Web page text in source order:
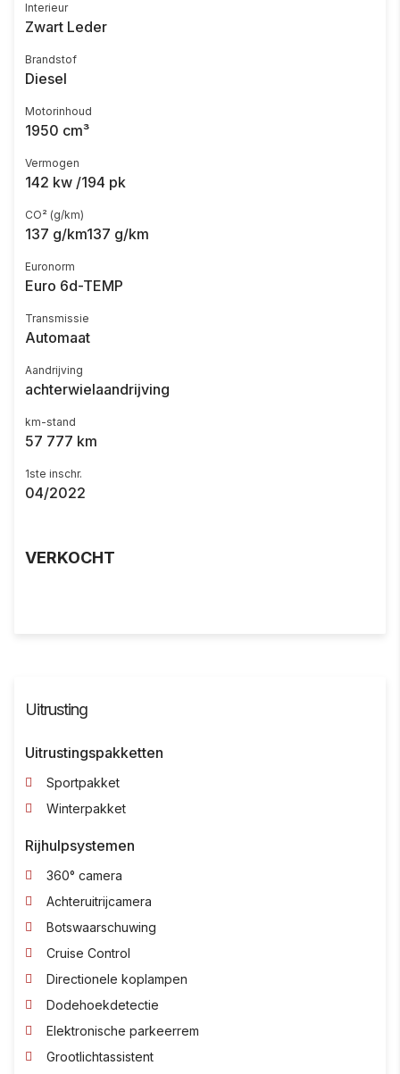
Interieur
Zwart Leder
Brandstof
Diesel
Motorinhoud
1950 cm³
Vermogen
142 kw /194 pk
CO² (g/km)
137 g/km137 g/km
Euronorm
Euro 6d-TEMP
Transmissie
Automaat
Aandrijving
achterwielaandrijving
km-stand
57 777 km
1ste inschr.
04/2022
VERKOCHT
Uitrusting
Uitrustingspakketten
Sportpakket
Winterpakket
Rijhulpsystemen
360° camera
Achteruitrijcamera
Botswaarschuwing
Cruise Control
Directionele koplampen
Dodehoekdetectie
Elektronische parkeerrem
Grootlichtassistent